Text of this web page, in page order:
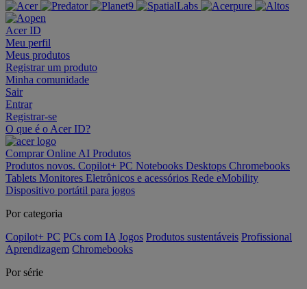
Acer ID
Meu perfil
Meus produtos
Registrar um produto
Minha comunidade
Sair
Entrar
Registrar-se
O que é o Acer ID?
Comprar Online AI Produtos
Produtos novos. Copilot+ PC Notebooks Desktops Chromebooks
Tablets Monitores Eletrônicos e acessórios Rede eMobility
Dispositivo portátil para jogos
Por categoria
Copilot+ PC PCs com IA Jogos Produtos sustentáveis Profissional
Aprendizagem Chromebooks
Por série